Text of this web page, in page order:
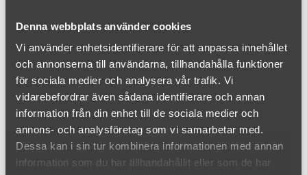
Denna webbplats använder cookies
Vi använder enhetsidentifierare för att anpassa innehållet
och annonserna till användarna, tillhandahålla funktioner
för sociala medier och analysera vår trafik. Vi
vidarebefordrar även sådana identifierare och annan
information från din enhet till de sociala medier och
annons- och analysföretag som vi samarbetar med.
Dessa kan i sin tur kombinera informationen med annan
information som du har tillhandahållit eller som de har
1995 - 2002
Ford
Mazda
Mini